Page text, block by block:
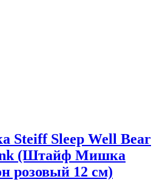
Steiff Sleep Well Bear
(Штайф Мишка
розовый 12 см)